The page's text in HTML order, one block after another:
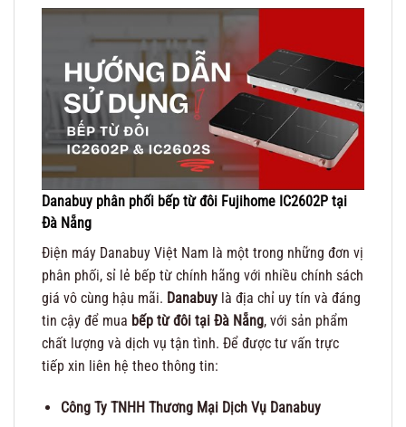
Danabuy phân phối bếp từ đôi Fujihome IC2602P tại
Đà Nẵng
Điện máy Danabuy Việt Nam là một trong những đơn vị
phân phối, sỉ lẻ bếp từ chính hãng với nhiều chính sách
giá vô cùng hậu mãi. Danabuy là địa chỉ uy tín và đáng
tin cậy để mua bếp từ đôi tại Đà Nẵng, với sản phẩm
chất lượng và dịch vụ tận tình. Để được tư vấn trực
tiếp xin liên hệ theo thông tin:
Công Ty TNHH Thương Mại Dịch Vụ Danabuy